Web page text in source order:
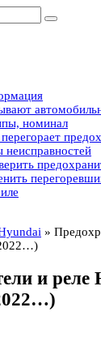
номинал
неисправностей
»
и реле